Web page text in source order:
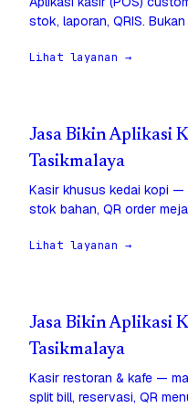
stok, laporan, QRIS.
Lihat layanan →
Jasa Bikin Aplikasi
Tasikmalaya
Kasir khusus kedai kopi
stok bahan, QR order
Lihat layanan →
Jasa Bikin Aplikasi
Tasikmalaya
Kasir restoran & kafe —
split bill, reservasi, QR